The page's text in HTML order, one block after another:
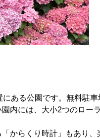
ある公園です。無料駐
園内には、大小2つのロ
からくり時計」もあり